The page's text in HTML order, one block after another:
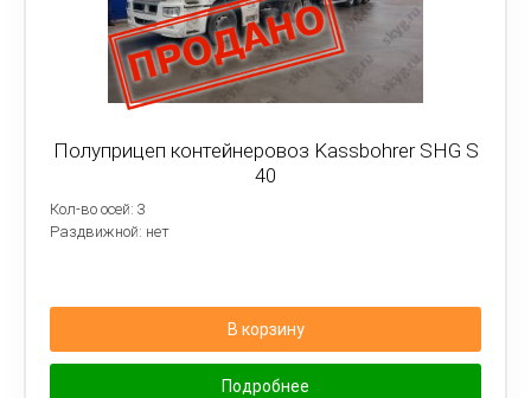
Полуприцеп контейнеровоз Kassbohrer SHG S
40
Кол-во осей: 3
Раздвижной: нет
В корзину
Подробнее